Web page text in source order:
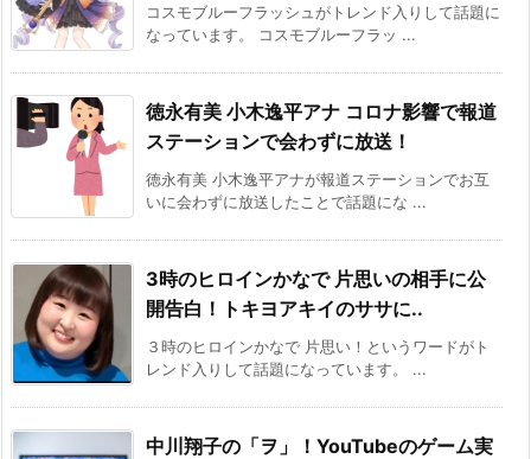
コスモブルーフラッシュがトレンド入りして話題に
なっています。 コスモブルーフラッ ...
徳永有美 小木逸平アナ コロナ影響で報道
ステーションで会わずに放送！
徳永有美 小木逸平アナが報道ステーションでお互
いに会わずに放送したことで話題にな ...
3時のヒロインかなで 片思いの相手に公
開告白！トキヨアキイのササに..
３時のヒロインかなで 片思い！というワードがト
レンド入りして話題になっています。 ...
中川翔子の「ヲ」！YouTubeのゲーム実